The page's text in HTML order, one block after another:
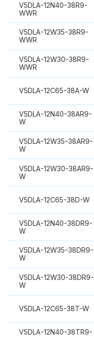
V5DLA-12N40-38R9-
WWR
V5DLA-12W35-38R9-
WWR
V5DLA-12W30-38R9-
WWR
V5DLA-12C65-38A-W
V5DLA-12N40-38AR9-
W
V5DLA-12W35-38AR9-
W
V5DLA-12W30-38AR9-
W
V5DLA-12C65-38D-W
V5DLA-12N40-38DR9-
W
V5DLA-12W35-38DR9-
W
V5DLA-12W30-38DR9-
W
V5DLA-12C65-38T-W
V5DLA-12N40-38TR9-